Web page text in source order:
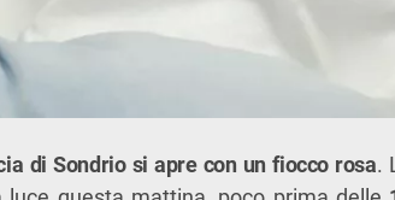
di Sondrio si apre con un fiocco rosa.